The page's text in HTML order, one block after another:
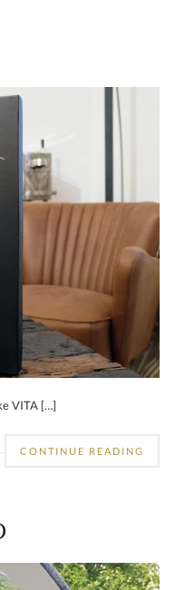
VITA […]
CONTINUE READING